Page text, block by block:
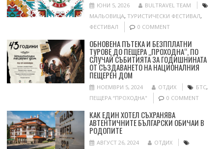
ЮНИ 5, 2026
BULTRAVEL TEAM
МАЛЬОВИЦА, ТУРИСТИЧЕСКИ ФЕСТИВАЛ,
ФЕСТИВАЛ
0 COMMENT
ОБНОВЕНА ПЪТЕКА И БЕЗППЛАТНИ
ТУРОВЕ ДО ПЕЩЕРА „ПРОХОДНА“, ПО
СЛУЧАЙ СЪБИТИЯТА ЗА ГОДИШНИНАТА
ОТ СЪЗДАВАНЕТО НА НАЦИОНАЛНИЯ
ПЕЩЕРЕН ДОМ
НОЕМВРИ 5, 2024 ОТДИХ БТС,
ПЕЩЕРА “ПРОХОДНА"
0 COMMENT
КАК ЕДИН ХОТЕЛ СЪХРАНЯВА
АВТЕНТИЧНИТЕ БЪЛГАРСКИ ОБИЧАИ В
РОДОПИТЕ
АВГУСТ 26, 2024
ОТДИХ